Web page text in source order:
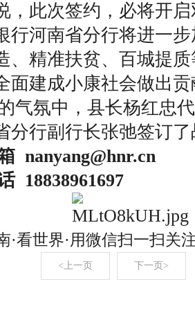
，此次签约，必将开
行河南省分行将进一
、精准扶贫、百城提
面建成小康社会做出
气氛中，县长杨红忠
分行副行长张弛签订
箱
18838961697
·看世界·用微信扫一扫关
<上一页 下一页>